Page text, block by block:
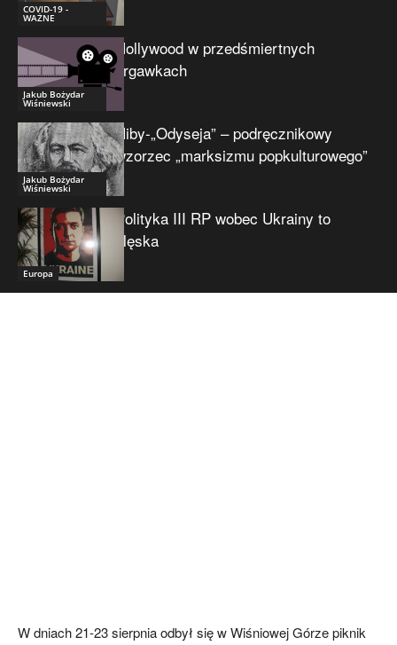
COVID-19 -
WAŻNE
Jakub Bożydar
Wiśniewski
Hollywood w przedśmiertnych
drgawkach
Jakub Bożydar
Wiśniewski
Niby-„Odyseja” – podręcznikowy
wzorzec „marksizmu popkulturowego”
Europa
Polityka III RP wobec Ukrainy to
klęska
W dniach 21-23 sierpnia odbył się w Wiśniowej Górze piknik